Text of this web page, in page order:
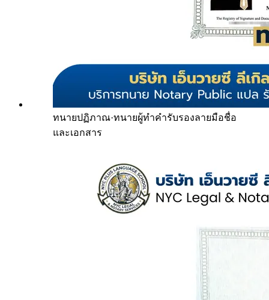
ทนายปฏิภาณ·ทนายผู้ทำคำรับรองลายมือชื่อ
และเอกสาร